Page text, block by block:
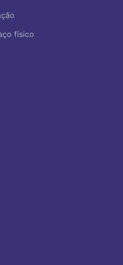
físico